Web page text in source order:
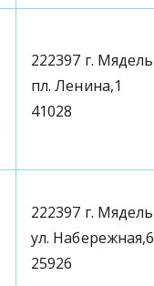
222397 г. Мядель
пл. Ленина,1
41028
222397 г. Мядель
ул. Набережная,6
25926